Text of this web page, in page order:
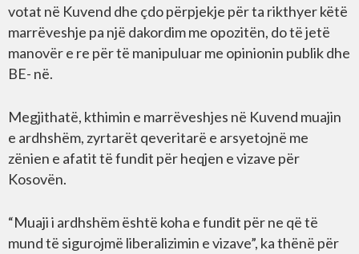
votat në Kuvend dhe çdo përpjekje për ta rikthyer këtë
marrëveshje pa një dakordim me opozitën, do të jetë
manovër e re për të manipuluar me opinionin publik dhe
BE- në.
Megjithatë, kthimin e marrëveshjes në Kuvend muajin
e ardhshëm, zyrtarët qeveritarë e arsyetojnë me
zënien e afatit të fundit për heqjen e vizave për
Kosovën.
“Muaji i ardhshëm është koha e fundit për ne që të
mund të sigurojmë liberalizimin e vizave”, ka thënë për